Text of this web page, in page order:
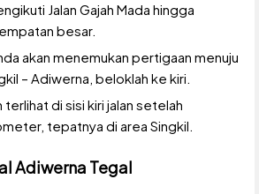
Jalan Gajah Mada hingga
besar.
akan menemukan pertigaan menuju
– Adiwerna, beloklah ke kiri.
terlihat di sisi kiri jalan setelah
tepatnya di area Singkil.
Adiwerna Tegal